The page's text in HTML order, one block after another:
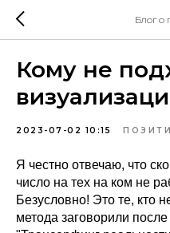
Блог о
Кому не
2023-07-02 10:15
Я честно отвечаю, что
число на тех на ком не
Безусловно! Это те, кто
метода заговорили